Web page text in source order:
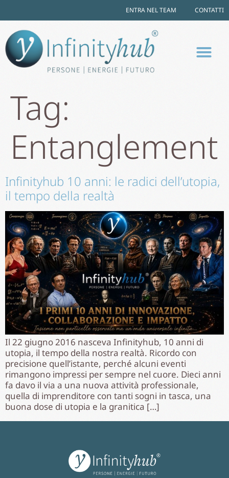
ENTRA NEL TEAM CONTATTI
Tag:
Entanglement
Infinityhub 10 anni: le radici dell’utopia,
il tempo della realtà
Il 22 giugno 2016 nasceva Infinityhub, 10 anni di
utopia, il tempo della nostra realtà. Ricordo con
precisione quell’istante, perché alcuni eventi
rimangono impressi per sempre nel cuore. Dieci anni
fa davo il via a una nuova attività professionale,
quella di imprenditore con tanti sogni in tasca, una
buona dose di utopia e la granitica […]